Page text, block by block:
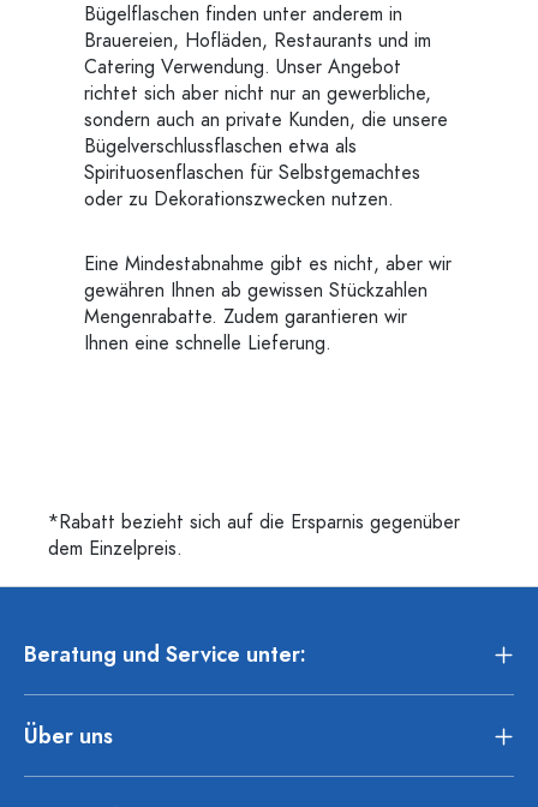
Bügelflaschen finden unter anderem in
Brauereien, Hofläden, Restaurants und im
Catering Verwendung. Unser Angebot
richtet sich aber nicht nur an gewerbliche,
sondern auch an private Kunden, die unsere
Bügelverschlussflaschen etwa als
Spirituosenflaschen für Selbstgemachtes
oder zu Dekorationszwecken nutzen.
Eine Mindestabnahme gibt es nicht, aber wir
gewähren Ihnen ab gewissen Stückzahlen
Mengenrabatte. Zudem garantieren wir
Ihnen eine schnelle Lieferung.
*Rabatt bezieht sich auf die Ersparnis gegenüber
dem Einzelpreis.
Beratung und Service unter:
Über uns